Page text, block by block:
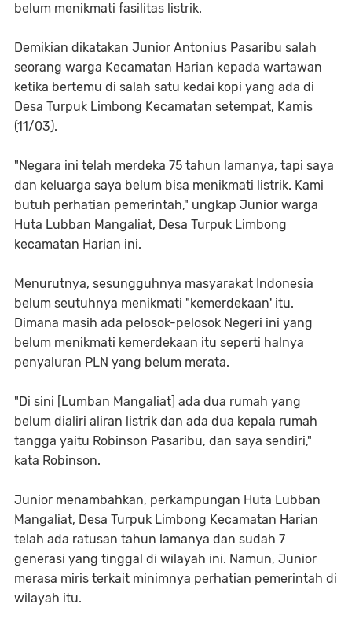
belum menikmati fasilitas listrik.
Demikian dikatakan Junior Antonius Pasaribu salah
seorang warga Kecamatan Harian kepada wartawan
ketika bertemu di salah satu kedai kopi yang ada di
Desa Turpuk Limbong Kecamatan setempat, Kamis
(11/03).
"Negara ini telah merdeka 75 tahun lamanya, tapi saya
dan keluarga saya belum bisa menikmati listrik. Kami
butuh perhatian pemerintah," ungkap Junior warga
Huta Lubban Mangaliat, Desa Turpuk Limbong
kecamatan Harian ini.
Menurutnya, sesungguhnya masyarakat Indonesia
belum seutuhnya menikmati "kemerdekaan' itu.
Dimana masih ada pelosok-pelosok Negeri ini yang
belum menikmati kemerdekaan itu seperti halnya
penyaluran PLN yang belum merata.
"Di sini [Lumban Mangaliat] ada dua rumah yang
belum dialiri aliran listrik dan ada dua kepala rumah
tangga yaitu Robinson Pasaribu, dan saya sendiri,"
kata Robinson.
Junior menambahkan, perkampungan Huta Lubban
Mangaliat, Desa Turpuk Limbong Kecamatan Harian
telah ada ratusan tahun lamanya dan sudah 7
generasi yang tinggal di wilayah ini. Namun, Junior
merasa miris terkait minimnya perhatian pemerintah di
wilayah itu.